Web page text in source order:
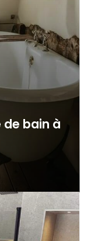
de bain à